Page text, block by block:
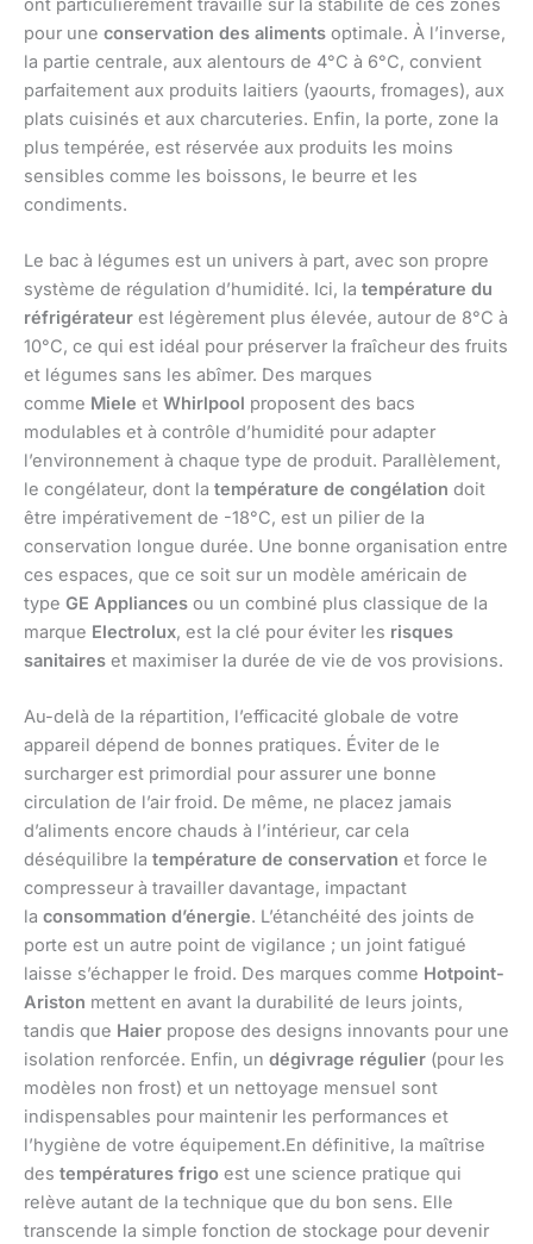
ont particulièrement travaillé sur la stabilité de ces zones
pour une conservation des aliments optimale. À l’inverse,
la partie centrale, aux alentours de 4°C à 6°C, convient
parfaitement aux produits laitiers (yaourts, fromages), aux
plats cuisinés et aux charcuteries. Enfin, la porte, zone la
plus tempérée, est réservée aux produits les moins
sensibles comme les boissons, le beurre et les
condiments.
Le bac à légumes est un univers à part, avec son propre
système de régulation d’humidité. Ici, la température du
réfrigérateur est légèrement plus élevée, autour de 8°C à
10°C, ce qui est idéal pour préserver la fraîcheur des fruits
et légumes sans les abîmer. Des marques
comme Miele et Whirlpool proposent des bacs
modulables et à contrôle d’humidité pour adapter
l’environnement à chaque type de produit. Parallèlement,
le congélateur, dont la température de congélation doit
être impérativement de -18°C, est un pilier de la
conservation longue durée. Une bonne organisation entre
ces espaces, que ce soit sur un modèle américain de
type GE Appliances ou un combiné plus classique de la
marque Electrolux, est la clé pour éviter les risques
sanitaires et maximiser la durée de vie de vos provisions.
Au-delà de la répartition, l’efficacité globale de votre
appareil dépend de bonnes pratiques. Éviter de le
surcharger est primordial pour assurer une bonne
circulation de l’air froid. De même, ne placez jamais
d’aliments encore chauds à l’intérieur, car cela
déséquilibre la température de conservation et force le
compresseur à travailler davantage, impactant
la consommation d’énergie. L’étanchéité des joints de
porte est un autre point de vigilance ; un joint fatigué
laisse s’échapper le froid. Des marques comme Hotpoint-
Ariston mettent en avant la durabilité de leurs joints,
tandis que Haier propose des designs innovants pour une
isolation renforcée. Enfin, un dégivrage régulier (pour les
modèles non frost) et un nettoyage mensuel sont
indispensables pour maintenir les performances et
l’hygiène de votre équipement.En définitive, la maîtrise
des températures frigo est une science pratique qui
relève autant de la technique que du bon sens. Elle
transcende la simple fonction de stockage pour devenir